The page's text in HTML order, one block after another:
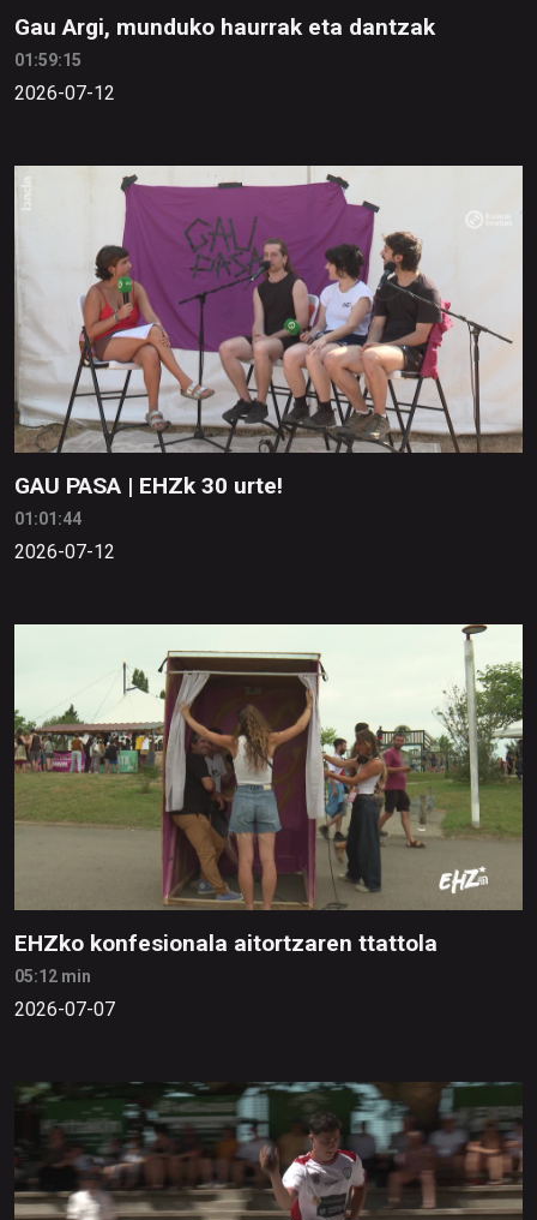
Gau Argi, munduko haurrak eta dantzak
01:59:15
2026-07-12
GAU PASA | EHZk 30 urte!
01:01:44
2026-07-12
EHZko konfesionala aitortzaren ttattola
05:12 min
2026-07-07